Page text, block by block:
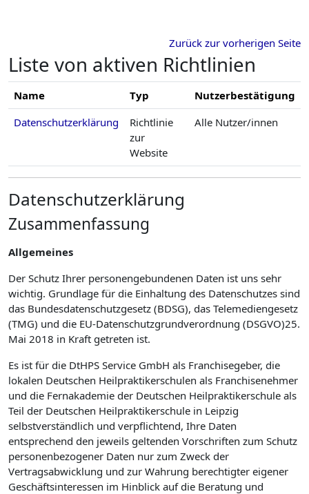
Zurück zur vorherigen Seite
Liste von aktiven Richtlinien
Name Typ
Nutzerbestätigung
Datenschutzerklärung
Richtlinie
zur
Website
Alle Nutzer/innen
Datenschutzerklärung
Zusammenfassung
Allgemeines
Der Schutz Ihrer personengebundenen Daten ist uns sehr
wichtig. Grundlage für die Einhaltung des Datenschutzes sind
das Bundesdatenschutzgesetz (BDSG), das Telemediengesetz
(TMG) und die EU-Datenschutzgrundverordnung (DSGVO)25.
Mai 2018 in Kraft getreten ist.
Es ist für die DtHPS Service GmbH als Franchisegeber, die
lokalen Deutschen Heilpraktikerschulen als Franchise­nehmer
und die Fernakademie der Deutschen Heilpraktikerschule als
Teil der Deutschen Heilpraktikerschule in Leipzig
selbstverständlich und verpflichtend, Ihre Daten
entsprechend den jeweils geltenden Vorschriften zum Schutz
personenbezogener Daten nur zum Zweck der
Vertragsabwicklung und zur Wahrung berechtigter eigener
Geschäftsinteressen im Hinblick auf die Beratung und